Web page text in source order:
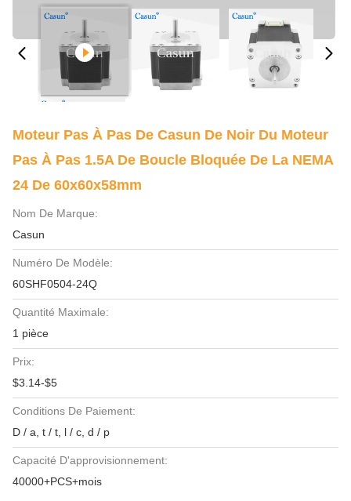
Moteur Pas À Pas De Casun De Noir Du Moteur
Pas À Pas 1.5A De Boucle Bloquée De La NEMA
24 De 60x60x58mm
Nom De Marque:
Casun
Numéro De Modèle:
60SHF0504-24Q
Quantité Maximale:
1 pièce
Prix:
$3.14-$5
Conditions De Paiement:
D / a, t / t, l / c, d / p
Capacité D'approvisionnement:
40000+PCS+mois